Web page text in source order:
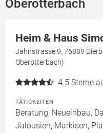
Oberotterbach
Heim & Haus
Jahnstrasse 9, 76889
Oberotterbach)
4.5 Sterne
TÄTIGKEITEN
Beratung, Neueinbau,
Jalousien, Markisen,